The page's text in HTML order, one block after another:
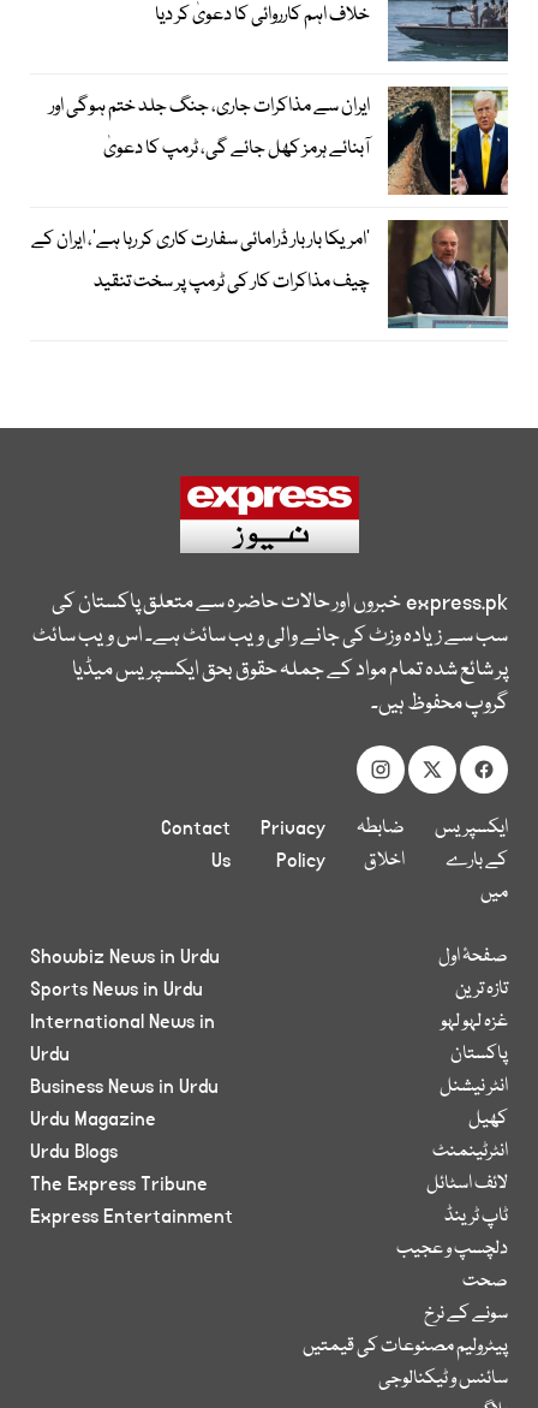
خلاف اہم کارروائی کا دعویٰ کر دیا
ایران سے مذاکرات جاری، جنگ جلد ختم ہوگی اور
آبنائے ہرمز کھل جائے گی، ٹرمپ کا دعویٰ
’امریکا بار بار ڈرامائی سفارت کاری کر رہا ہے‘، ایران کے
چیف مذاکرات کار کی ٹرمپ پر سخت تنقید
express.pkخبروں اور حالات حاضرہ سے متعلق پاکستان کی
سب سے زیادہ وزٹ کی جانے والی ویب سائٹ ہے۔ اس ویب سائٹ
پر شائع شدہ تمام مواد کے جملہ حقوق بحق ایکسپریس میڈیا
گروپ محفوظ ہیں۔
ایکسپریس
کے بارے
میں
ضابطہ
اخلاق
Privacy
Policy
Contact
Us
صفحۂ اول
تازہ ترین
غزہ لہو لہو
پاکستان
انٹر نیشنل
کھیل
انٹرٹینمنٹ
لائف اسٹائل
ٹاپ ٹرینڈ
دلچسپ و عجیب
صحت
سونے کے نرخ
پیٹرولیم مصنوعات کی قیمتیں
سائنس و ٹیکنالوجی
Showbiz News in Urdu
Sports News in Urdu
International News in
Urdu
Business News in Urdu
Urdu Magazine
Urdu Blogs
The Express Tribune
Express Entertainment